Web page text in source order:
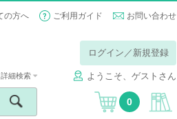
の方へ ご利用ガイド お問い合わせ
ログイン／新規登録
ようこそ、ゲストさん
詳細検索
0